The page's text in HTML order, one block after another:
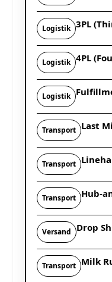
Logistik 3PL
Logistik 4PL
Logistik
Transport Last
Transport
Transport Hub-
Versand Drop
Transport Milk